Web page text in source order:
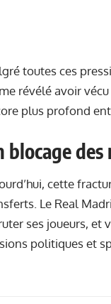
toutes ces
révélé avoir
plus profond
blocage
cette
Le Real
ses joueurs, et
politiques et